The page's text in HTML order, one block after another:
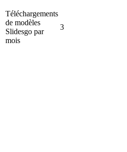
Téléchargements
de modèles
Slidesgo par
mois
3